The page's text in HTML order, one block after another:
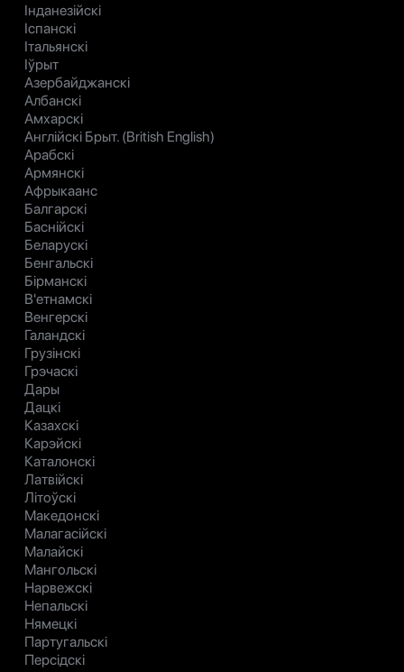
Інданезійскі
Іспанскі
Італьянскі
Іўрыт
Азербайджанскі
Албанскі
Амхарскі
Англійскі Брыт. (British English)
Арабскі
Армянскі
Афрыкаанс
Балгарскі
Баснійскі
Беларускі
Бенгальскі
Бірманскі
В'етнамскі
Венгерскі
Галандскі
Грузінскі
Грэчаскі
Дары
Дацкі
Казахскі
Карэйскі
Каталонскі
Латвійскі
Літоўскі
Македонскі
Малагасійскі
Малайскі
Мангольскі
Нарвежскі
Непальскі
Нямецкі
Партугальскі
Персідскі